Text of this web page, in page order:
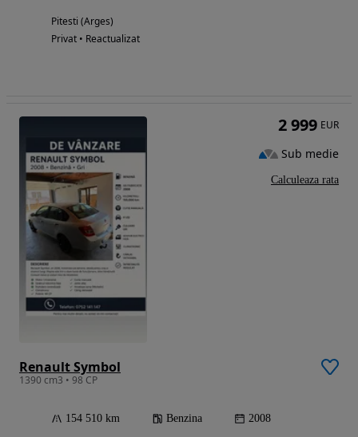
Pitesti (Arges)
Privat • Reactualizat
Renault Symbol
1390 cm3 • 98 CP
154 510 km Benzina 2008
2 999 EUR
Sub medie
Calculeaza rata